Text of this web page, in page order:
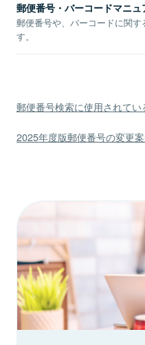
郵便番号・バーコードマニュ
郵便番号や、バーコードに関
す。
郵便番号検索に使用されてい
2025年度版郵便番号の変更